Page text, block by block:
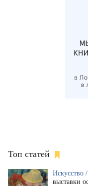
Топ статей
Искусство /
выставки